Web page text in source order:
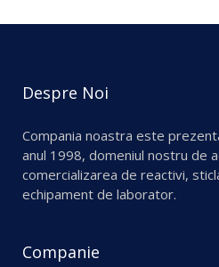
Despre Noi
Compania noastra este
anul 1998, domeniul nostru de
comercializarea de reactivi,
echipament de laborator.
Companie